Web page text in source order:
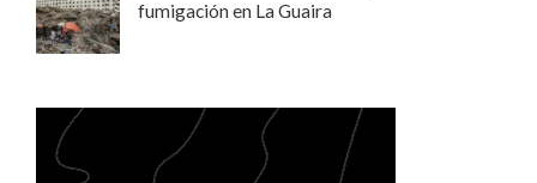
fumigación en La Guaira